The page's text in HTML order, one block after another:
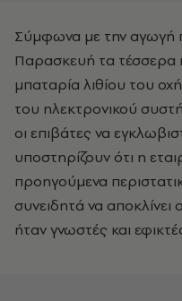
Σύμφωνα με την αγωγή
Παρασκευή τα τέσσερα
μπαταρία λιθίου του
του ηλεκτρονικού
οι επιβάτες να
υποστηρίζουν ότι η
προηγούμενα
συνειδητά να
ήταν γνωστές και